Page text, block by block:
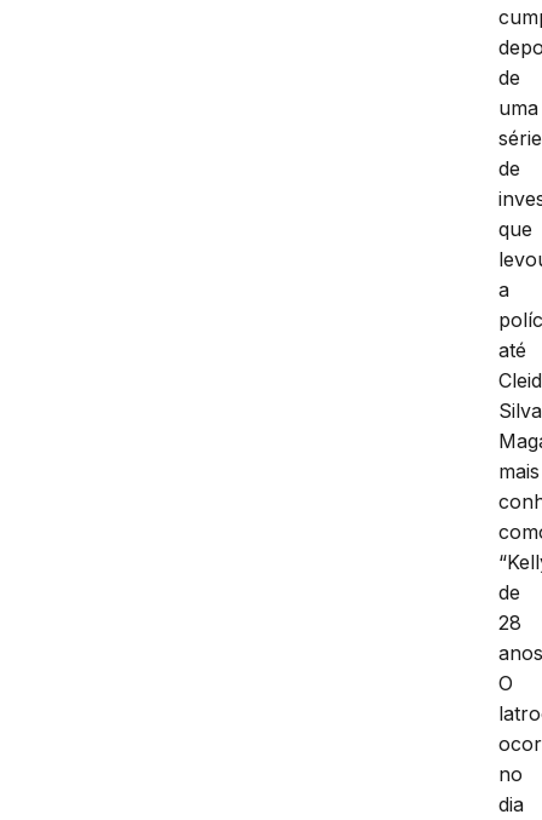
de
uma
série
de
que
a
até
Silva
mais
de
28
O
no
dia